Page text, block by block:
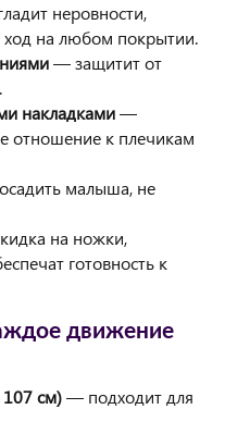
неровности,
ход на любом покрытии.
— защитит от
накладками—
отношение к плечикам
малыша, не
на ножки,
готовность к
движение
107 см)— подходит для